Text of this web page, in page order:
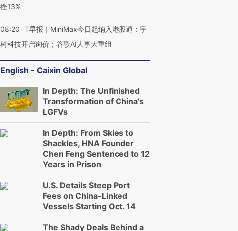
挫13%
08:20
T早报｜MiniMax今日起纳入港股通；宇
树科技开启询价；谷歌AI人事大重组
English - Caixin Global
In Depth: The Unfinished
Transformation of China’s
LGFVs
In Depth: From Skies to
Shackles, HNA Founder
Chen Feng Sentenced to 12
Years in Prison
U.S. Details Steep Port
Fees on China-Linked
Vessels Starting Oct. 14
The Shady Deals Behind a